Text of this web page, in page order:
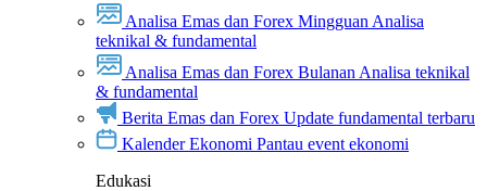
Analisa Emas dan Forex Mingguan Analisa
teknikal & fundamental
Analisa Emas dan Forex Bulanan Analisa teknikal
& fundamental
Berita Emas dan Forex Update fundamental terbaru
Kalender Ekonomi Pantau event ekonomi
Edukasi